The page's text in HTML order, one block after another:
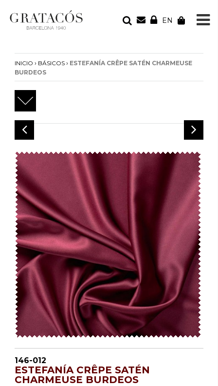
EN
Tu bolsa está vacía
INICIO › BÁSICOS › ESTEFANÍA CRÊPE SATÉN CHARMEUSE
BURDEOS
146-012
ESTEFANÍA CRÊPE SATÉN
CHARMEUSE BURDEOS